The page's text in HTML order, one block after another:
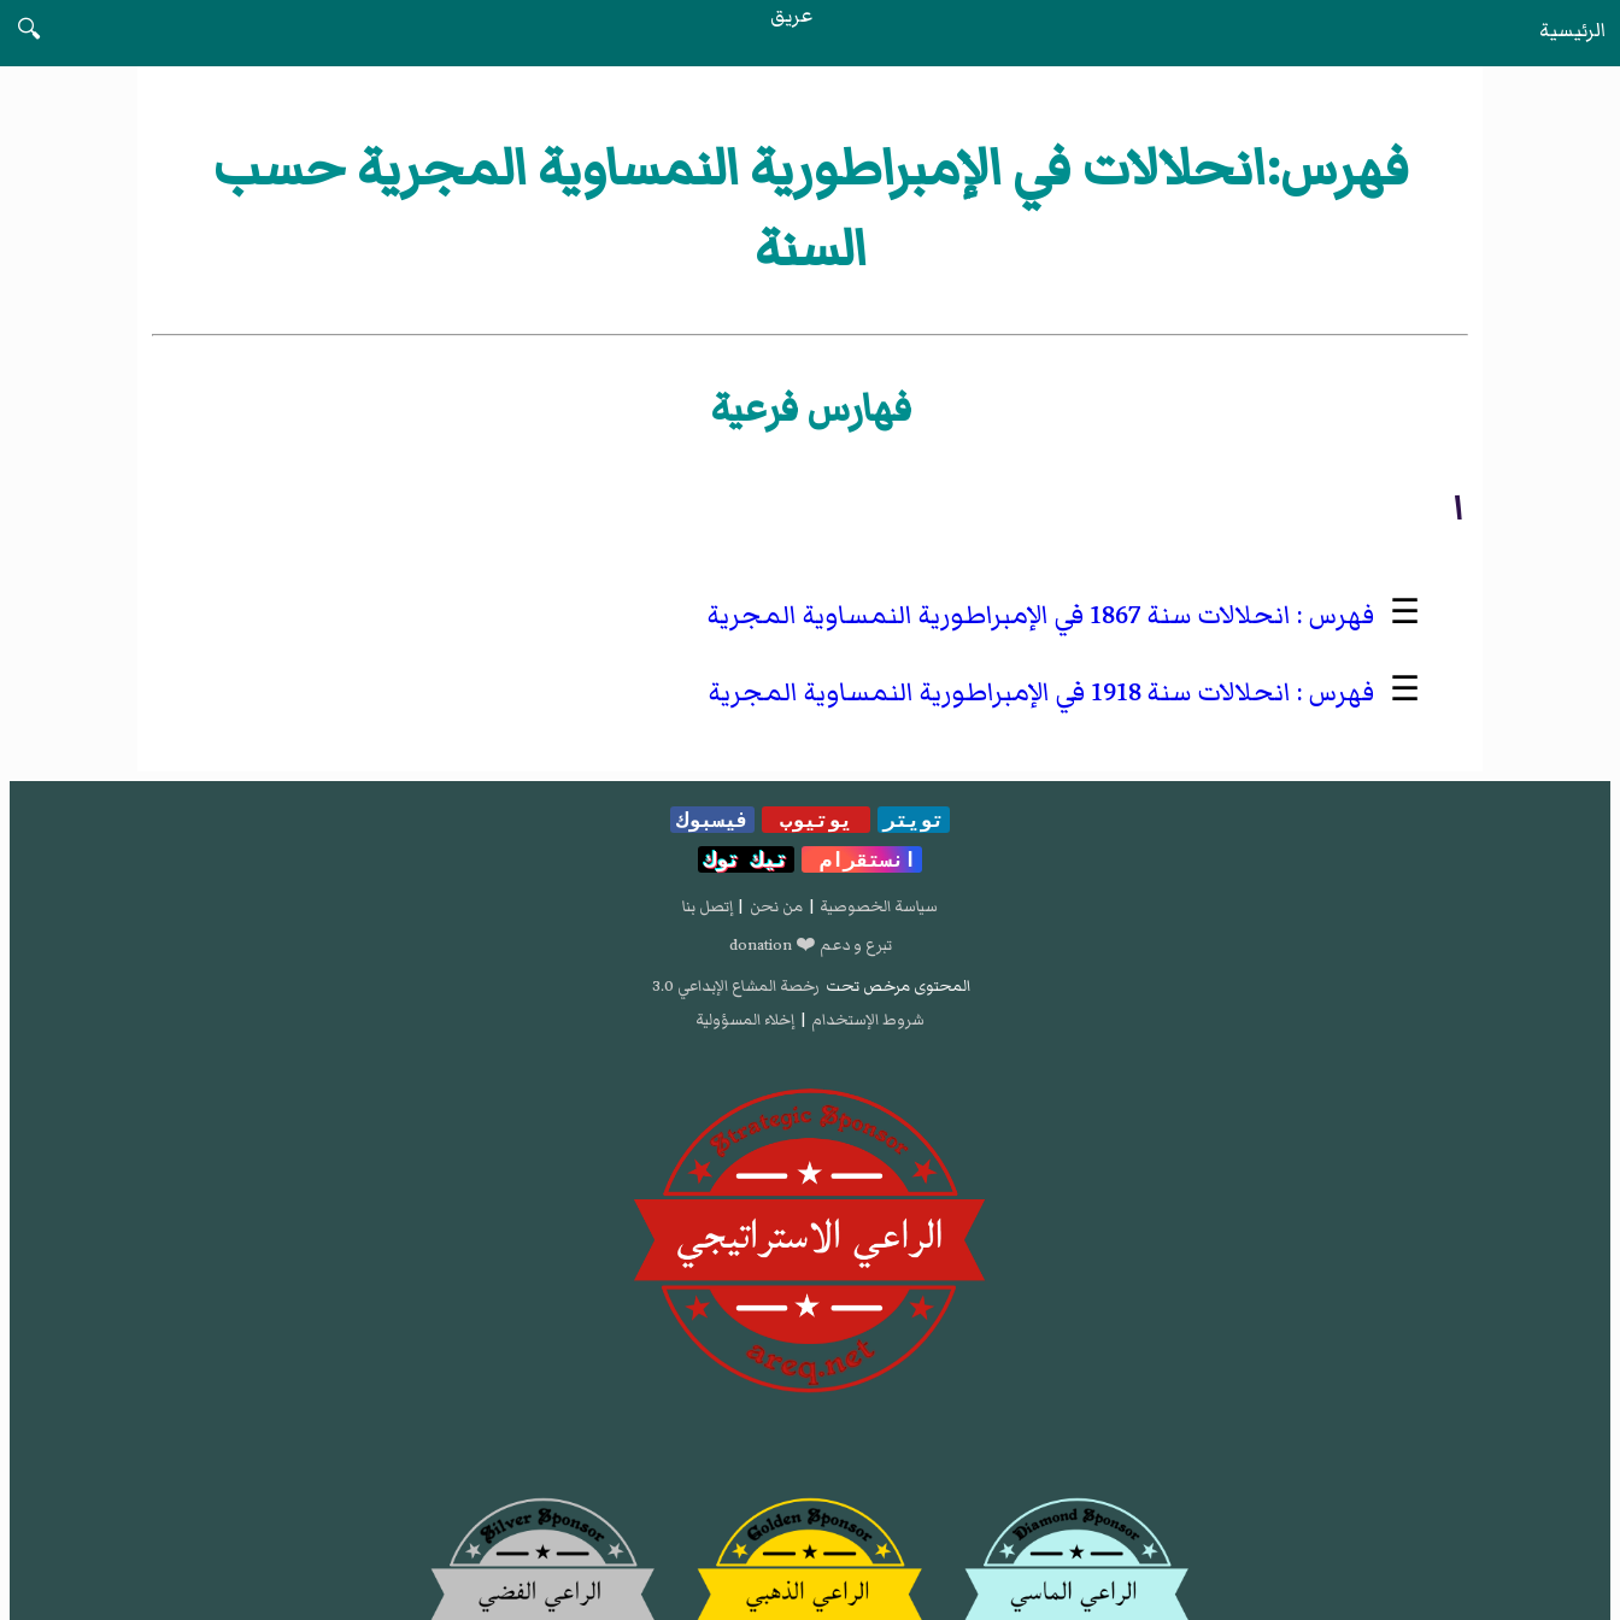
الرئيسية عريق
🔍
فهرس:انحلالات في الإمبراطورية النمساوية المجرية حسب
السنة
فهارس فرعية
ا
☰
انحلالات سنة 1867 في الإمبراطورية النمساوية المجرية
☰
انحلالات سنة 1918 في الإمبراطورية النمساوية المجرية
تويتر يوتيوب
فيسبوك
انستقرام
تيك توك
سياسة الخصوصية | من نحن | إتصل بنا
تبرع و دعم ❤️ donation
المحتوى مرخص تحت رخصة المشاع الإبداعي 3.0
شروط الإستخدام | إخلاء المسؤولية